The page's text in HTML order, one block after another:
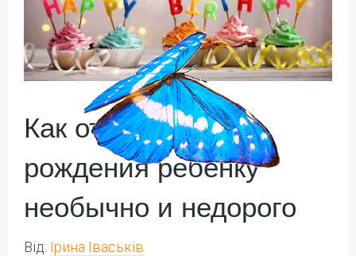
Как отметить День
рождения ребёнку
необычно и недорого
Від: Ірина Іваськів